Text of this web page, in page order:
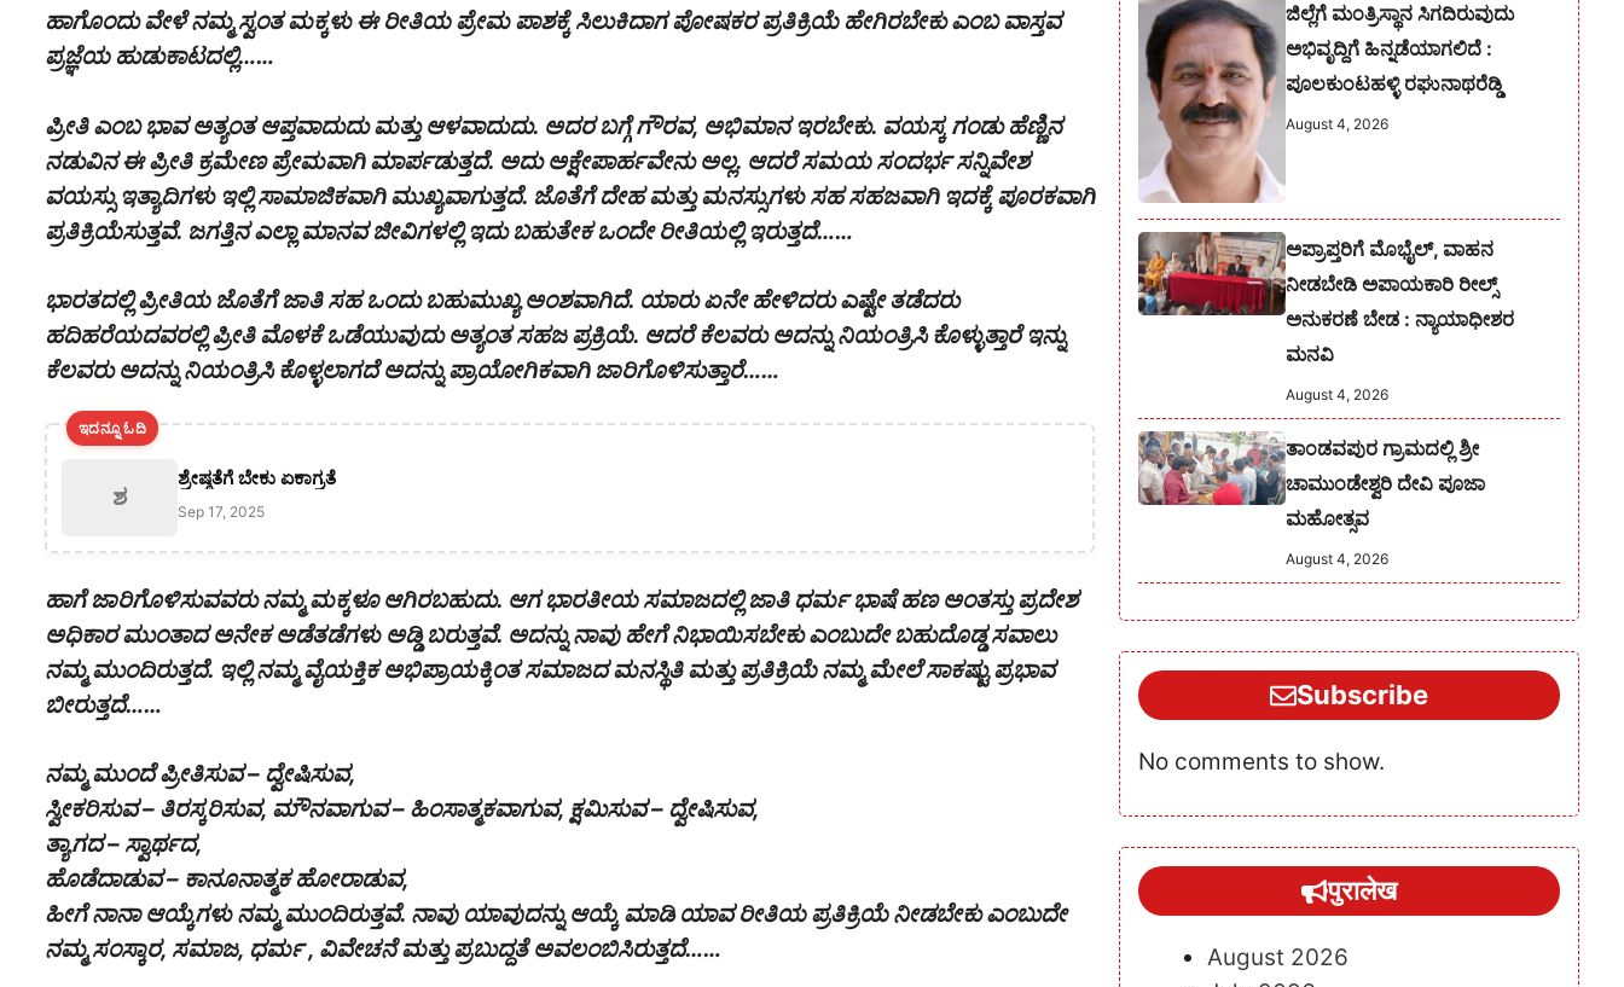
ಹಾಗೊಂದು ವೇಳೆ ನಮ್ಮ ಸ್ವಂತ ಮಕ್ಕಳು ಈ ರೀತಿಯ ಪ್ರೇಮ ಪಾಶಕ್ಕೆ ಸಿಲುಕಿದಾಗ ಪೋಷಕರ ಪ್ರತಿಕ್ರಿಯೆ ಹೇಗಿರಬೇಕು ಎಂಬ ವಾಸ್ತವ
ಪ್ರಜ್ಞೆಯ ಹುಡುಕಾಟದಲ್ಲಿ……
ಪ್ರೀತಿ ಎಂಬ ಭಾವ ಅತ್ಯಂತ ಆಪ್ತವಾದುದು ಮತ್ತು ಆಳವಾದುದು. ಅದರ ಬಗ್ಗೆ ಗೌರವ, ಅಭಿಮಾನ ಇರಬೇಕು. ವಯಸ್ಕ ಗಂಡು ಹೆಣ್ಣಿನ
ನಡುವಿನ ಈ ಪ್ರೀತಿ ಕ್ರಮೇಣ ಪ್ರೇಮವಾಗಿ ಮಾರ್ಪಡುತ್ತದೆ. ಅದು ಅಕ್ಷೇಪಾರ್ಹವೇನು ಅಲ್ಲ. ಆದರೆ ಸಮಯ ಸಂದರ್ಭ ಸನ್ನಿವೇಶ
ವಯಸ್ಸು ಇತ್ಯಾದಿಗಳು ಇಲ್ಲಿ ಸಾಮಾಜಿಕವಾಗಿ ಮುಖ್ಯವಾಗುತ್ತದೆ. ಜೊತೆಗೆ ದೇಹ ಮತ್ತು ಮನಸ್ಸುಗಳು ಸಹ ಸಹಜವಾಗಿ ಇದಕ್ಕೆ ಪೂರಕವಾಗಿ
ಪ್ರತಿಕ್ರಿಯೆಸುತ್ತವೆ. ಜಗತ್ತಿನ ಎಲ್ಲಾ ಮಾನವ ಜೀವಿಗಳಲ್ಲಿ ಇದು ಬಹುತೇಕ ಒಂದೇ ರೀತಿಯಲ್ಲಿ ಇರುತ್ತದೆ……
ಭಾರತದಲ್ಲಿ ಪ್ರೀತಿಯ ಜೊತೆಗೆ ಜಾತಿ ಸಹ ಒಂದು ಬಹುಮುಖ್ಯ ಅಂಶವಾಗಿದೆ. ಯಾರು ಏನೇ ಹೇಳಿದರು ಎಷ್ಟೇ ತಡೆದರು
ಹದಿಹರೆಯದವರಲ್ಲಿ ಪ್ರೀತಿ ಮೊಳಕೆ ಒಡೆಯುವುದು ಅತ್ಯಂತ ಸಹಜ ಪ್ರಕ್ರಿಯೆ. ಆದರೆ ಕೆಲವರು ಅದನ್ನು ನಿಯಂತ್ರಿಸಿ ಕೊಳ್ಳುತ್ತಾರೆ ಇನ್ನು
ಕೆಲವರು ಅದನ್ನು ನಿಯಂತ್ರಿಸಿ ಕೊಳ್ಳಲಾಗದೆ ಅದನ್ನು ಪ್ರಾಯೋಗಿಕವಾಗಿ ಜಾರಿಗೊಳಿಸುತ್ತಾರೆ……
ಇದನ್ನೂ ಓದಿ
ಶ
ಶ್ರೇಷ್ಠತೆಗೆ ಬೇಕು ಏಕಾಗ್ರತೆ
Sep 17, 2025
ಹಾಗೆ ಜಾರಿಗೊಳಿಸುವವರು ನಮ್ಮ ಮಕ್ಕಳೂ‌ ಆಗಿರಬಹುದು. ಆಗ ಭಾರತೀಯ ಸಮಾಜದಲ್ಲಿ ಜಾತಿ ಧರ್ಮ ಭಾಷೆ ಹಣ ಅಂತಸ್ತು ಪ್ರದೇಶ
ಅಧಿಕಾರ ಮುಂತಾದ ಅನೇಕ ಅಡೆತಡೆಗಳು ಅಡ್ಡಿ ಬರುತ್ತವೆ. ಅದನ್ನು ನಾವು ಹೇಗೆ ನಿಭಾಯಿಸಬೇಕು ಎಂಬುದೇ ಬಹುದೊಡ್ಡ ಸವಾಲು
ನಮ್ಮ ಮುಂದಿರುತ್ತದೆ. ಇಲ್ಲಿ ನಮ್ಮ ವೈಯಕ್ತಿಕ ಅಭಿಪ್ರಾಯಕ್ಕಿಂತ ಸಮಾಜದ ಮನಸ್ಥಿತಿ ಮತ್ತು ಪ್ರತಿಕ್ರಿಯೆ ನಮ್ಮ ಮೇಲೆ ಸಾಕಷ್ಟು ಪ್ರಭಾವ
ಬೀರುತ್ತದೆ……
ನಮ್ಮ ಮುಂದೆ ಪ್ರೀತಿಸುವ – ದ್ವೇಷಿಸುವ,
ಸ್ವೀಕರಿಸುವ – ತಿರಸ್ಕರಿಸುವ, ಮೌನವಾಗುವ – ಹಿಂಸಾತ್ಮಕವಾಗುವ, ಕ್ಷಮಿಸುವ – ದ್ವೇಷಿಸುವ,
ತ್ಯಾಗದ – ಸ್ವಾರ್ಥದ,
ಹೊಡೆದಾಡುವ – ಕಾನೂನಾತ್ಮಕ ಹೋರಾಡುವ,
ಹೀಗೆ ನಾನಾ ಆಯ್ಕೆಗಳು ನಮ್ಮ ಮುಂದಿರುತ್ತವೆ. ನಾವು ಯಾವುದನ್ನು ಆಯ್ಕೆ ಮಾಡಿ ಯಾವ ರೀತಿಯ ಪ್ರತಿಕ್ರಿಯೆ ನೀಡಬೇಕು ಎಂಬುದೇ
ನಮ್ಮ ಸಂಸ್ಕಾರ, ಸಮಾಜ, ಧರ್ಮ , ವಿವೇಚನೆ ಮತ್ತು ಪ್ರಬುದ್ದತೆ ಅವಲಂಬಿಸಿರುತ್ತದೆ……
ಜಿಲ್ಲೆಗೆ ಮಂತ್ರಿಸ್ಥಾನ ಸಿಗದಿರುವುದು
ಅಭಿವೃದ್ದಿಗೆ ಹಿನ್ನಡೆಯಾಗಲಿದೆ :
ಪೂಲಕುಂಟಹಳ್ಳಿ ರಘುನಾಥರೆಡ್ಡಿ
August 4, 2026
ಅಪ್ರಾಪ್ತರಿಗೆ ಮೊಭೈಲ್, ವಾಹನ
ನೀಡಬೇಡಿ ಅಪಾಯಕಾರಿ ರೀಲ್ಸ್
ಅನುಕರಣೆ ಬೇಡ : ನ್ಯಾಯಾಧೀಶರ
ಮನವಿ
August 4, 2026
ತಾಂಡವಪುರ ಗ್ರಾಮದಲ್ಲಿ ಶ್ರೀ
ಚಾಮುಂಡೇಶ್ವರಿ ದೇವಿ ಪೂಜಾ
ಮಹೋತ್ಸವ
August 4, 2026
Subscribe
No comments to show.
पुरालेख
August 2026